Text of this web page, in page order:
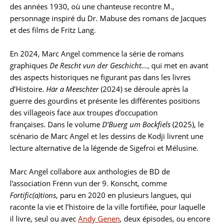
des années 1930, où une chanteuse recontre M.,
personnage inspiré du Dr. Mabuse des romans de Jacques
et des films de Fritz Lang.
En 2024, Marc Angel commence la série de romans
graphiques De Rescht vun der Geschicht..., qui met en avant
des aspects historiques ne figurant pas dans les livres
d’Histoire. Här a Meeschter(2024) se déroule après la
guerre des gourdins et présente les différentes positions
des villageois face aux troupes d’occupation
françaises. Dans le volume D’Buerg um Bockfiels (2025), le
scénario de Marc Angel et les dessins de Kodji livrent une
lecture alternative de la légende de Sigefroi et Mélusine.
Marc Angel collabore aux anthologies de BD de
l'association Frënn vun der 9. Konscht, comme
Fortific(a)tions, paru en 2020 en plusieurs langues, qui
raconte la vie et l’histoire de la ville fortifiée, pour laquelle
il livre, seul ou avec Andy Genen, deux épisodes, ou encore